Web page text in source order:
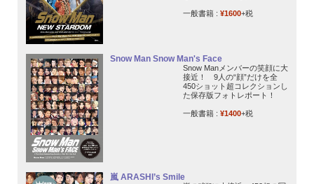
一般書籍 : ¥1600+税
Snow Man Snow Man's Face
Snow Manメンバーの笑顔に大
接近！ 9人の“顔”だけを全
450ショット超コレクションし
た保存版フォトレポート！
一般書籍 : ¥1400+税
嵐 ARASHI’s Smile